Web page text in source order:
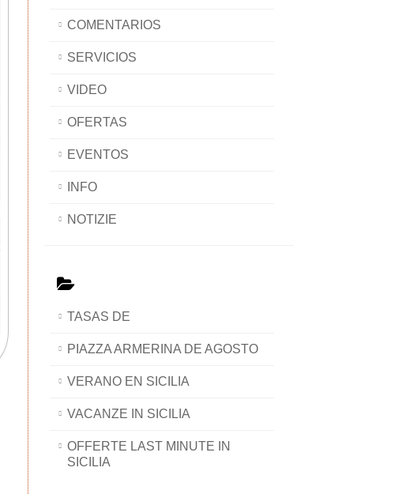
COMENTARIOS
SERVICIOS
VIDEO
OFERTAS
EVENTOS
INFO
NOTIZIE
TASAS DE
PIAZZA ARMERINA DE AGOSTO
VERANO EN SICILIA
VACANZE IN SICILIA
OFFERTE LAST MINUTE IN
SICILIA